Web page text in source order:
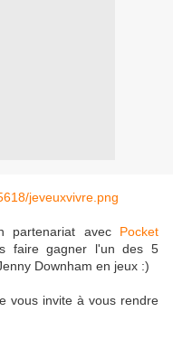
partenariat avec Pocket
faire gagner l'un des 5
Downham en jeux :)
vous invite à vous rendre